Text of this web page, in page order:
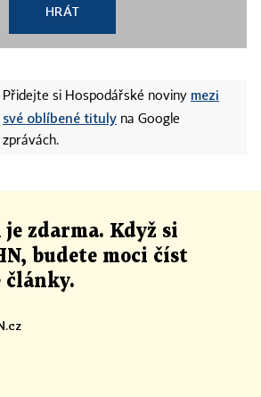
HRÁT
Přidejte si Hospodářské noviny mezi
své oblíbené tituly na Google
zprávách.
je zdarma. Když si
budete moci číst
články.